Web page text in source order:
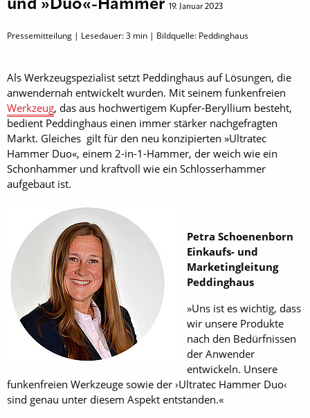
und »Duo«-Hammer 19. Januar 2023
Pressemitteilung | Lesedauer:3 min | Bildquelle: Peddinghaus
Als Werkzeugspezialist setzt Peddinghaus auf Lösungen, die
anwendernah entwickelt wurden. Mit seinem funkenfreien
Werkzeug, das aus hochwertigem Kupfer-Beryllium besteht,
bedient Peddinghaus einen immer stärker nachgefragten
Markt. Gleiches gilt für den neu konzipierten »Ultratec
Hammer Duo«, einem 2-in-1-Hammer, der weich wie ein
Schonhammer und kraftvoll wie ein Schlosserhammer
aufgebaut ist.
Petra Schoenenborn
Einkaufs- und
Marketingleitung
Peddinghaus
»Uns ist es wichtig, dass
wir unsere Produkte
nach den Bedürfnissen
der Anwender
entwickeln. Unsere
funkenfreien Werkzeuge sowie der ›Ultratec Hammer Duo‹
sind genau unter diesem Aspekt entstanden.«